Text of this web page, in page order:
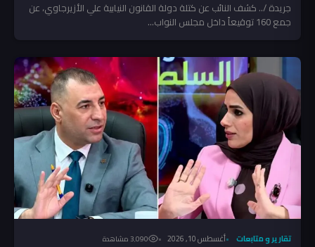
جريدة /.. كشف النائب عن كتلة دولة القانون النيابية علي الأزيرجاوي، عن
جمع 160 توقيعاً داخل مجلس النواب...
تقارير و متابعات أغسطس 10, 2026 3٬090 مشاهدة